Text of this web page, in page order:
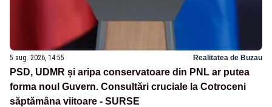
5 aug. 2026, 14:55 Realitatea de Buzau
PSD, UDMR și aripa conservatoare din PNL ar putea
forma noul Guvern. Consultări cruciale la Cotroceni
săptămâna viitoare - SURSE